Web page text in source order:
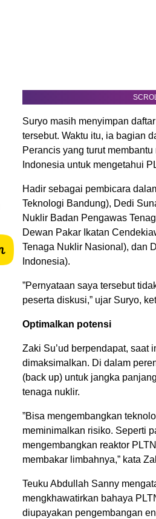
Suryo masih menyimpan
tersebut. Waktu itu, ia bagian
Perancis yang turut
Indonesia untuk mengetahui
Hadir sebagai pembicara
Teknologi Bandung), Dedi
Nuklir Badan Pengawas
Dewan Pakar Ikatan
Tenaga Nuklir Nasional), dan
Indonesia).
”Pernyataan saya tersebut
peserta diskusi,” ujar Suryo,
Optimalkan potensi
Zaki Su’ud berpendapat, saat
dimaksimalkan. Di dalam
(back up) untuk jangka
tenaga nuklir.
”Bisa mengembangkan
meminimalkan risiko. Seperti
mengembangkan reaktor
membakar limbahnya,” kata
Teuku Abdullah Sanny
mengkhawatirkan bahaya
diupayakan pengembangan